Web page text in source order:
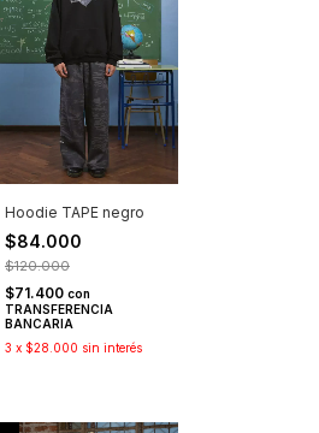
Hoodie TAPE negro
$84.000
$120.000
$71.400 con
TRANSFERENCIA
BANCARIA
3 x $28.000 sin interés